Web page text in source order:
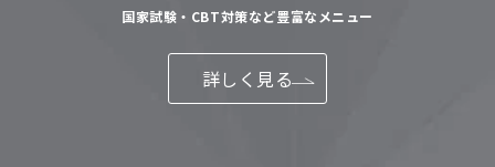
国家試験・CBT対策など豊富なメニュー
詳しく見る